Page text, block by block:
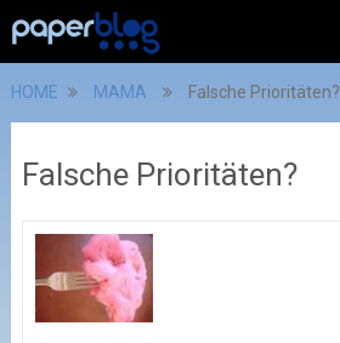
HOME MAMA Falsche Prioritäten?
Falsche Prioritäten?